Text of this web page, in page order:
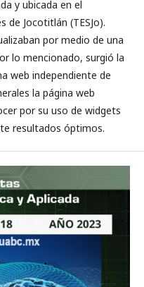
y ubicada en el
de Jocotitlán (TESJo).
por medio de una
lo mencionado, surgió la
web independiente de
la página web
por su uso de widgets
resultados óptimos.